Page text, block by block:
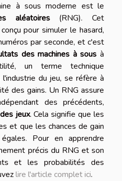
à sous moderne est le
aléatoires(RNG). Cet
pour simuler le hasard,
par seconde, et c'est
des machines à sous à
un terme technique
du jeu, se réfère à
des gains. Un RNG assure
des précédents,
jeux. Cela signifie que les
et que les chances de gain
Pour en apprendre
précis du RNG et son
et les probabilités des
lire l'article complet ici.